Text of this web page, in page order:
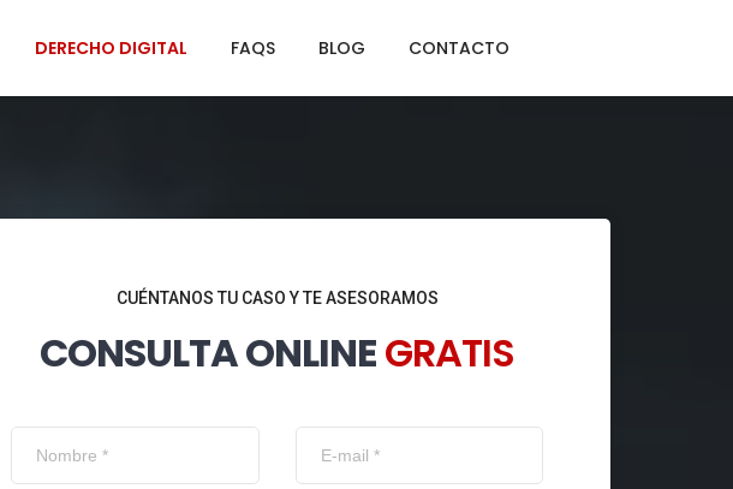
DERECHO DIGITAL FAQS BLOG CONTACTO
CUÉNTANOS TU CASO Y TE ASESORAMOS
CONSULTA ONLINEGRATIS